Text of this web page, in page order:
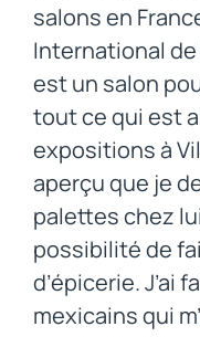
salons en
International de
est un salon
tout ce qui est
expositions à
aperçu que je
palettes chez
possibilité de
d’épicerie. J’ai
mexicains qui